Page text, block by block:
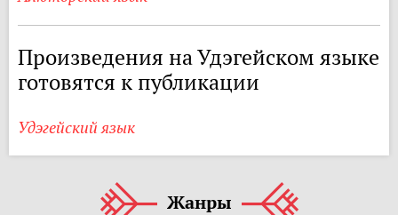
Произведения на Удэгейском языке
готовятся к публикации
Удэгейский язык
Жанры